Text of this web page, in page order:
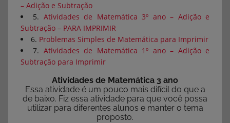
– Adição e Subtração
5. Atividades de Matemática 3º ano – Adição e
Subtração – PARA IMPRIMIR
6. Problemas Simples de Matemática para Imprimir
7. Atividades de Matemática 1º ano – Adição e
Subtração para Imprimir
Atividades de Matemática 3 ano
Essa atividade é um pouco mais difícil do que a
de baixo. Fiz essa atividade para que você possa
utilizar para diferentes alunos e manter o tema
proposto.